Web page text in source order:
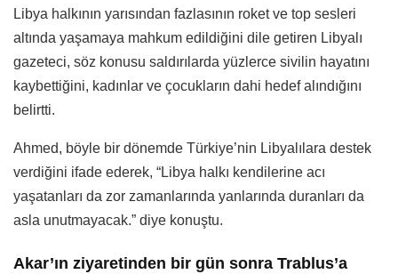
Libya halkının yarısından fazlasının roket ve top sesleri
altında yaşamaya mahkum edildiğini dile getiren Libyalı
gazeteci, söz konusu saldırılarda yüzlerce sivilin hayatını
kaybettiğini, kadınlar ve çocukların dahi hedef alındığını
belirtti.
Ahmed, böyle bir dönemde Türkiye’nin Libyalılara destek
verdiğini ifade ederek, “Libya halkı kendilerine acı
yaşatanları da zor zamanlarında yanlarında duranları da
asla unutmayacak.” diye konuştu.
Akar’ın ziyaretinden bir gün sonra Trablus’a